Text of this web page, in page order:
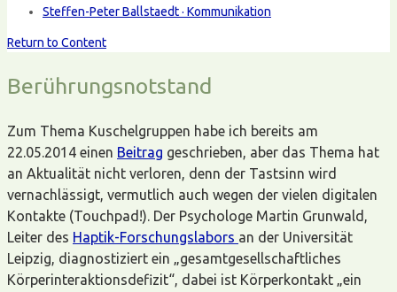
Steffen-Peter Ballstaedt · Kommunikation
Return to Content
Berührungsnotstand
Zum Thema Kuschelgruppen habe ich bereits am
22.05.2014 einen Beitrag geschrieben, aber das Thema hat
an Aktualität nicht verloren, denn der Tastsinn wird
vernachlässigt, vermutlich auch wegen der vielen digitalen
Kontakte (Touchpad!). Der Psychologe Martin Grunwald,
Leiter des Haptik-Forschungslabors an der Universität
Leipzig, diagnostiziert ein „gesamtgesellschaftliches
Körperinteraktionsdefizit“, dabei ist Körperkontakt „ein